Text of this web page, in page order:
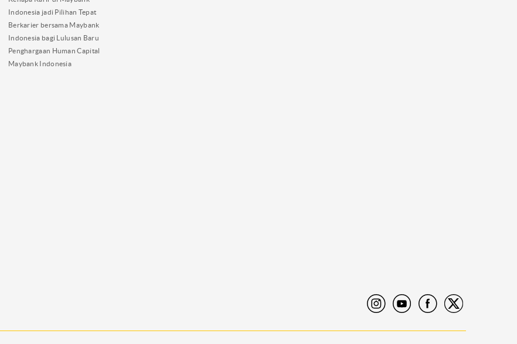
Indonesia jadi Pilihan Tepat
Berkarier bersama Maybank
Indonesia bagi Lulusan Baru
Penghargaan Human Capital
Maybank Indonesia